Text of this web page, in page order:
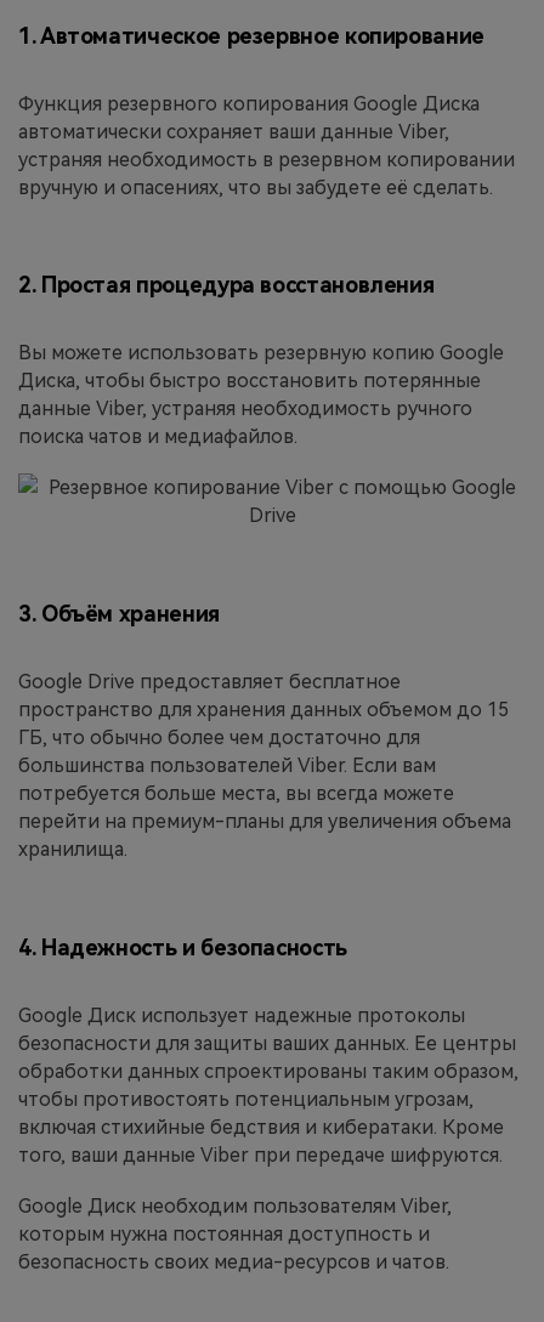
1. Автоматическое резервное копирование
Функция резервного копирования Google Диска
автоматически сохраняет ваши данные Viber,
устраняя необходимость в резервном копировании
вручную и опасениях, что вы забудете её сделать.
2. Простая процедура восстановления
Вы можете использовать резервную копию Google
Диска, чтобы быстро восстановить потерянные
данные Viber, устраняя необходимость ручного
поиска чатов и медиафайлов.
3. Объём хранения
Google Drive предоставляет бесплатное
пространство для хранения данных объемом до 15
ГБ, что обычно более чем достаточно для
большинства пользователей Viber. Если вам
потребуется больше места, вы всегда можете
перейти на премиум-планы для увеличения объема
хранилища.
4. Надежность и безопасность
Google Диск использует надежные протоколы
безопасности для защиты ваших данных. Ее центры
обработки данных спроектированы таким образом,
чтобы противостоять потенциальным угрозам,
включая стихийные бедствия и кибератаки. Кроме
того, ваши данные Viber при передаче шифруются.
Google Диск необходим пользователям Viber,
которым нужна постоянная доступность и
безопасность своих медиа-ресурсов и чатов.